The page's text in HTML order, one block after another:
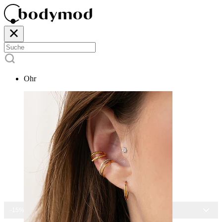
Ohr
-15% AUF ALLEN SCHMUCK